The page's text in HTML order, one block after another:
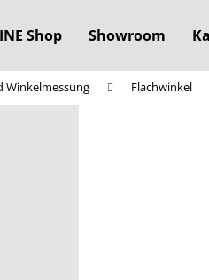
Shop Showroom
Winkelmessung Flachwinkel
Was